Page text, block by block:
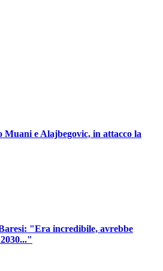
e Alajbegovic, in attacco la
"Era incredibile, avrebbe